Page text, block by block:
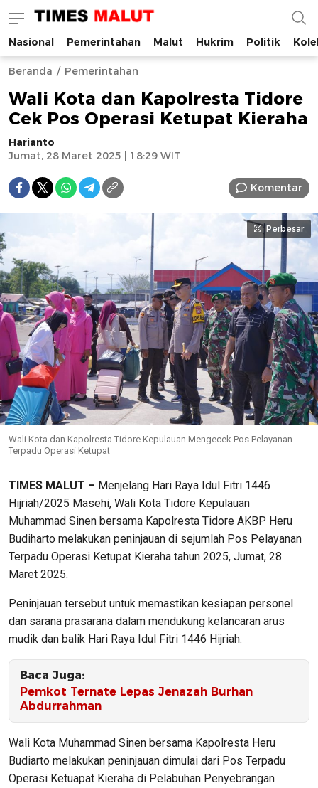
Times Malut
Berita Maluku Utara Terbaru
Nasional Pemerintahan Malut Hukrim Politik
Beranda Pemerintahan
Wali Kota dan Kapolresta Tidore
Cek Pos Operasi Ketupat Kieraha
Harianto
Jumat, 28 Maret 2025 | 18:29 WIT
Komentar
Perbesar
Wali Kota dan Kapolresta Tidore Kepulauan Mengecek Pos Pelayanan
Terpadu Operasi Ketupat
TIMES MALUT – Menjelang Hari Raya Idul Fitri 1446
Hijriah/2025 Masehi, Wali Kota Tidore Kepulauan
Muhammad Sinen bersama Kapolresta Tidore AKBP Heru
Budiharto melakukan peninjauan di sejumlah Pos Pelayanan
Terpadu Operasi Ketupat Kieraha tahun 2025, Jumat, 28
Maret 2025.
Peninjauan tersebut untuk memastikan kesiapan personel
dan sarana prasarana dalam mendukung kelancaran arus
mudik dan balik Hari Raya Idul Fitri 1446 Hijriah.
Baca Juga:
Pemkot Ternate Lepas Jenazah Burhan
Abdurrahman
Wali Kota Muhammad Sinen bersama Kapolresta Heru
Budiarto melakukan peninjauan dimulai dari Pos Terpadu
Operasi Ketuapat Kieraha di Pelabuhan Penyebrangan